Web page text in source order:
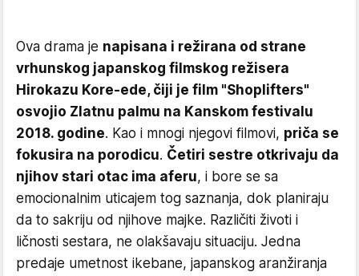
Ova drama je napisana i režirana od strane
vrhunskog japanskog filmskog režisera
Hirokazu Kore-ede, čiji je film "Shoplifters"
osvojio Zlatnu palmu na Kanskom festivalu
2018. godine. Kao i mnogi njegovi filmovi, priča se
fokusira na porodicu. Četiri sestre otkrivaju da
njihov stari otac ima aferu, i bore se sa
emocionalnim uticajem tog saznanja, dok planiraju
da to sakriju od njihove majke. Različiti životi i
ličnosti sestara, ne olakšavaju situaciju. Jedna
predaje umetnost ikebane, japanskog aranžiranja